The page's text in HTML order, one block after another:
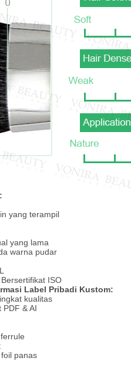
yang terampil
yang lama
warna pudar
ISO
Label Pribadi Kustom:
kualitas
& AI
panas